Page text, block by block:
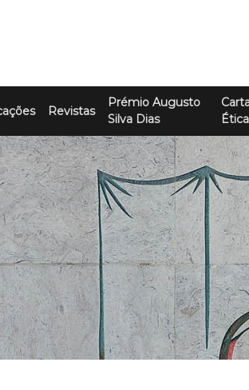
Revistas
Prémio Augusto
Silva Dias
Ética